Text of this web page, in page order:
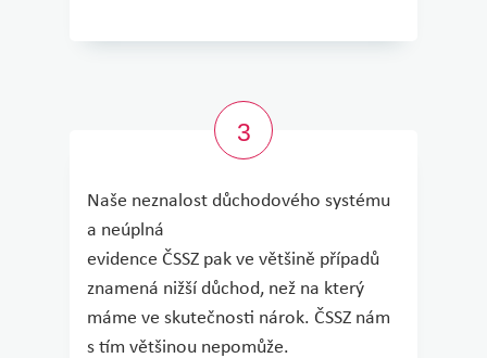
Naše neznalost důchodového systému
a neúplná
evidence ČSSZ pak ve většině případů
znamená nižší důchod, než na který
máme ve skutečnosti nárok. ČSSZ nám
s tím většinou nepomůže.